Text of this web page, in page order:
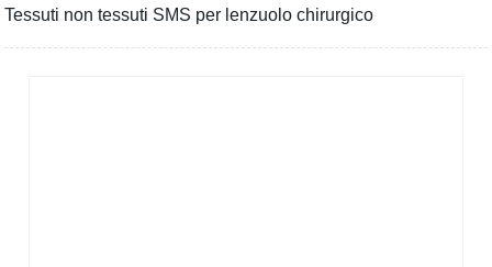
Tessuti non tessuti SMS per lenzuolo chirurgico